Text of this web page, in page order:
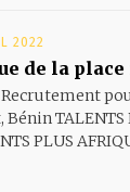
2022
de la
Recrutement
TALENTS
PLUS